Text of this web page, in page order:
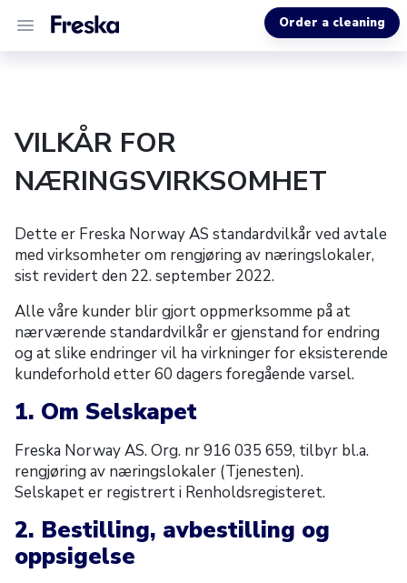
HELP
ABOUT US
Order a cleaning
VILKÅR FOR
NÆRINGSVIRKSOMHET
Dette er Freska Norway AS standardvilkår ved avtale
med virksomheter om rengjøring av næringslokaler,
sist revidert den 22. september 2022.
Alle våre kunder blir gjort oppmerksomme på at
nærværende standardvilkår er gjenstand for endring
og at slike endringer vil ha virkninger for eksisterende
kundeforhold etter 60 dagers foregående varsel.
1. Om Selskapet
Freska Norway AS. Org. nr 916 035 659, tilbyr bl.a.
rengjøring av næringslokaler (Tjenesten).
Selskapet er registrert i Renholdsregisteret.
2. Bestilling, avbestilling og
oppsigelse